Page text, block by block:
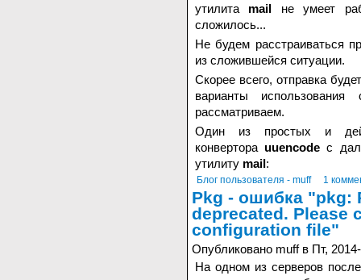
утилита mail не умеет
сложилось...
Не будем расстраиваться
из сложившейся ситуации.
Скорее всего, отправка
варианты
рассматриваем.
Один из простых и
конвертора uuencode с
утилиту mail:
Блог пользователя - muff 1
Pkg - ошибка "pkg:
deprecated. Please
configuration file"
Опубликовано muff в Пт,
На одном из серверов